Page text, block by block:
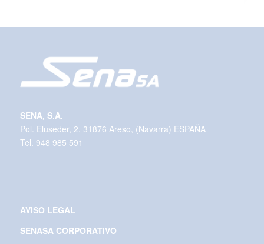
SENA, S.A.
Pol. Eluseder, 2, 31876 Areso, (Navarra) ESPAÑA
Tel. 948 985 591
AVISO LEGAL
SENASA CORPORATIVO